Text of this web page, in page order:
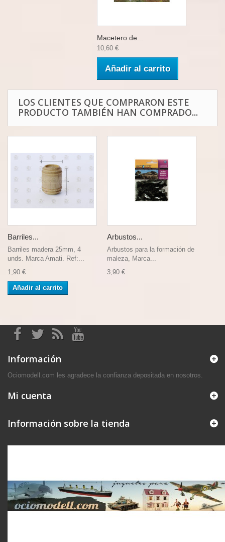
Macetero de...
10,60 €
Añadir al carrito
LOS CLIENTES QUE COMPRARON ESTE
PRODUCTO TAMBIÉN HAN COMPRADO...
Barriles...
Barriles madera 25mm, 4
unds. Marca Amati. Ref:...
1,90 €
Añadir al carrito
Arbustos...
Arbustos para la formación de
maleza, Marca...
3,90 €
Información
Ociomodell.com les agradece la confianza depositada en nosotros.
Mi cuenta
Información sobre la tienda